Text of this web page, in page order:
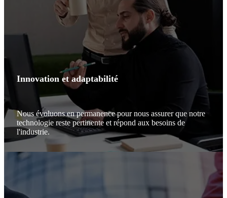
Innovation et adaptabilité
Nous évoluons en permanence pour nous assurer que notre
technologie reste pertinente et répond aux besoins de
l'industrie.